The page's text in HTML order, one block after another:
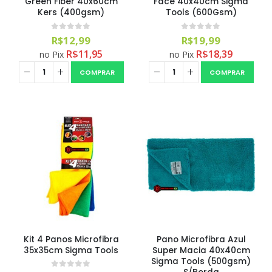
Kers (400gsm)
R$12,99
no Pix R$11,95
COMPRAR
Tools (600Gsm)
R$19,99
no Pix R$18,39
COMPRAR
Kit 4 Panos Microfibra
35x35cm Sigma Tools
Pano Microfibra Azul
Super Macia 40x40cm
Sigma Tools (500gsm)
R$54,99
R$21,99